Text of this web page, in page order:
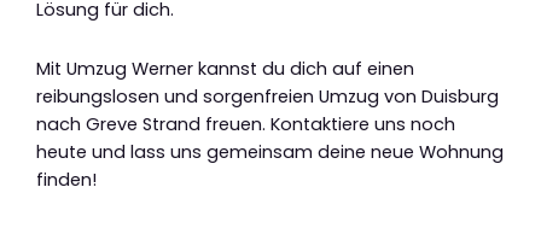
Lösung für dich.
Mit Umzug Werner kannst du dich auf einen
reibungslosen und sorgenfreien Umzug von Duisburg
nach Greve Strand freuen. Kontaktiere uns noch
heute und lass uns gemeinsam deine neue Wohnung
finden!